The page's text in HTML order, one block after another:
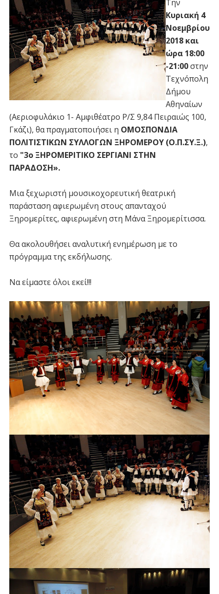
Την
Κυριακή 4
Νοεμβρίου
2018 και
ώρα 18:00
-21:00στην
Τεχνόπολη
Δήμου
Αθηναίων
(Αεριοφυλάκιο 1- Αμφιθέατρο Ρ/Σ 9,84 Πειραιώς 100,
Γκάζι), θα πραγματοποιήσει η ΟΜΟΣΠΟΝΔΙΑ
ΠΟΛΙΤΙΣΤΙΚΩΝ ΣΥΛΛΟΓΩΝ ΞΗΡΟΜΕΡΟΥ (Ο.Π.ΣΥ.Ξ.),
το "3ο ΞΗΡΟΜΕΡΙΤΙΚΟ ΣΕΡΓΙΑΝΙ ΣΤΗΝ
ΠΑΡΑΔΟΣΗ».
Μια ξεχωριστή μουσικοχορευτική θεατρική
παράσταση αφιερωμένη στους απανταχού
Ξηρομερίτες, αφιερωμένη στη Μάνα Ξηρομερίτισσα.
Θα ακολουθήσει αναλυτική ενημέρωση με το
πρόγραμμα της εκδήλωσης.
Να είμαστε όλοι εκεί!!!